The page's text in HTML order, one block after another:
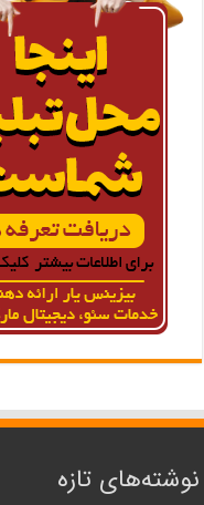
نوشته‌های تازه